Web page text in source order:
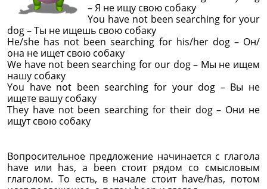
– Я не ищу свою собаку
You have not been searching for your
dog – Ты не ищешь свою собаку
He/she has not been searching for his/her dog – Он/
она не ищет свою собаку
We have not been searching for our dog – Мы не ищем
нашу собаку
You have not been searching for your dog – Вы не
ищете вашу собаку
They have not been searching for their dog – Они не
ищут свою собаку
Вопросительное предложение начинается с глагола
have или has, а been стоит рядом со смысловым
глаголом. То есть, в начале стоит have/has, потом